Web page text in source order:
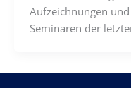
Aufzeichnungen
Seminaren der